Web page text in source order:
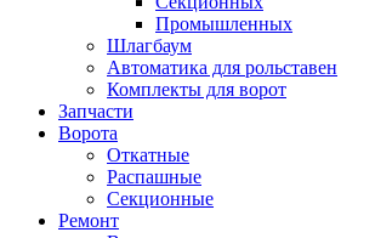
Промышленных
Шлагбаум
Автоматика для рольставен
Комплекты для ворот
Запчасти
Ворота
Откатные
Распашные
Секционные
Ремонт